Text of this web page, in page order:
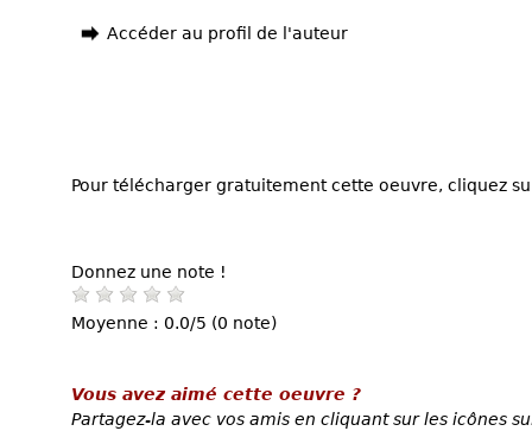
Accéder au profil de l'auteur
Pour télécharger gratuitement cette oeuvre, cliquez
Donnez une note !
Moyenne : 0.0/5 (0 note)
Vous avez aimé cette oeuvre ?
Partagez-la avec vos amis en cliquant sur les icônes